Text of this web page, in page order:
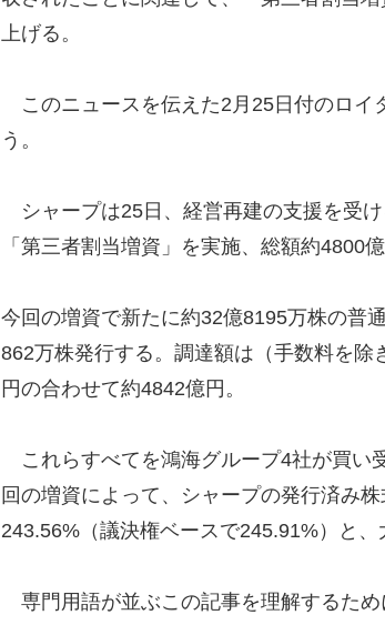
上げる。
このニュースを伝えた2月25日付のロイ
う。
シャープは25日、経営再建の支援を受け
「第三者割当増資」を実施、総額約4800
今回の増資で新たに約32億8195万株の普
862万株発行する。調達額は（手数料を
円の合わせて約4842億円。
これらすべてを鴻海グループ4社が買い
回の増資によって、シャープの発行済み
243.56%（議決権ベースで245.91%）と、
専門用語が並ぶこの記事を理解するため